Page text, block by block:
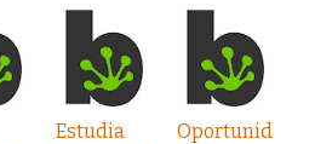
Estudia
Oportunid